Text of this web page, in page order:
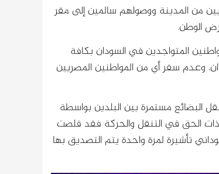
من المدينة ووصولهم سالمين إلى مقر
الوطن.
المتواجدين في السودان بكافة
وعدم سفر أي من المواطنين المصريين
البضائع مستمرة بين البلدين بواسطة
الحق في التنقل والحركة فقد قلصت
تأشيرة لمرة واحدة يتم التصديق بها